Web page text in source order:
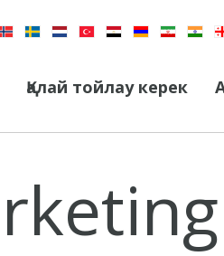
Қалай тойлау керек